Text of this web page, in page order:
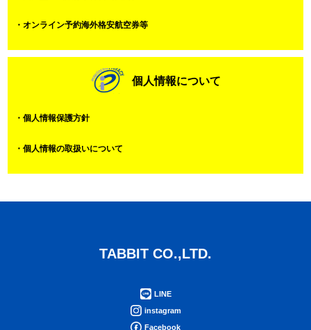
・オンライン予約海外格安航空券等
個人情報について
・個人情報保護方針
・個人情報の取扱いについて
TABBIT CO.,LTD.
LINE
instagram
Facebook